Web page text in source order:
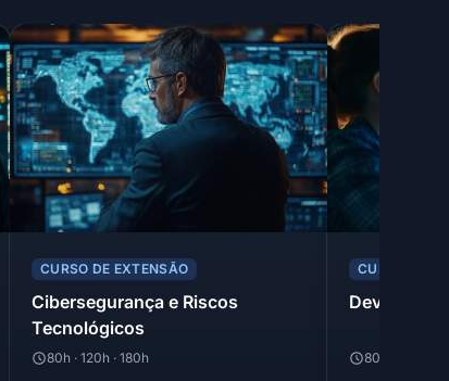
CURSO DE EXTENSÃO
Cibersegurança e Riscos
Tecnológicos
80h · 120h · 180h
CURSO DE
Devops
80h · 120h ·